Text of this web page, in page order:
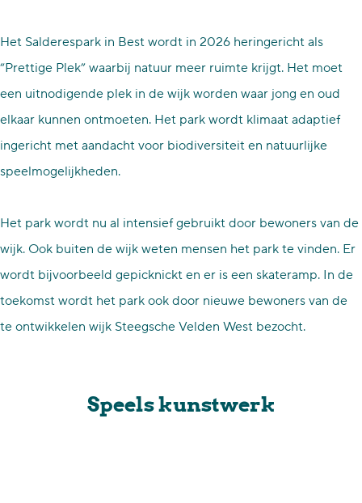
Het Salderespark in Best wordt in 2026 heringericht als
“Prettige Plek” waarbij natuur meer ruimte krijgt. Het moet
een uitnodigende plek in de wijk worden waar jong en oud
elkaar kunnen ontmoeten. Het park wordt klimaat adaptief
ingericht met aandacht voor biodiversiteit en natuurlijke
speelmogelijkheden.
Het park wordt nu al intensief gebruikt door bewoners van de
wijk. Ook buiten de wijk weten mensen het park te vinden. Er
wordt bijvoorbeeld gepicknickt en er is een skateramp. In de
toekomst wordt het park ook door nieuwe bewoners van de
te ontwikkelen wijk Steegsche Velden West bezocht.
Speels kunstwerk